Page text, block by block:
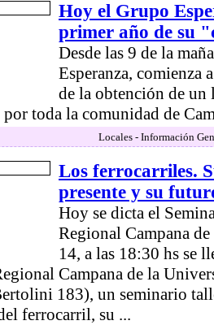
Hoy el Grupo
primer año de su
Desde las 9 de la
Esperanza, comienza
de la obtención de un
toda la comunidad de
Locales - Información
Los ferrocarriles.
presente y su
Hoy se dicta el
Regional Campana
14, a las 18:30 hs se
Campana de la
183), un seminario
ferrocarril, su ...